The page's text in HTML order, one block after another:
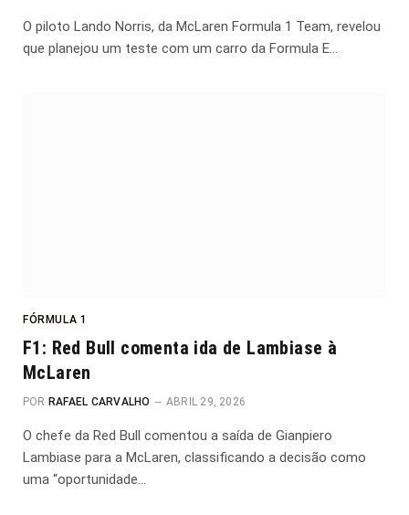
O piloto Lando Norris, da McLaren Formula 1 Team, revelou
que planejou um teste com um carro da Formula E…
FÓRMULA 1
F1: Red Bull comenta ida de Lambiase à
McLaren
POR RAFAEL CARVALHO ABRIL 29, 2026
O chefe da Red Bull comentou a saída de Gianpiero
Lambiase para a McLaren, classificando a decisão como
uma “oportunidade…